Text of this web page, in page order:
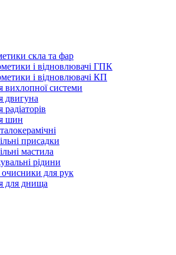
скла та фар
і відновлювачі ГПК
і відновлювачі КП
вихлопної системи
двигуна
радіаторів
шин
присадки
мастила
рідини
для рук
для днища